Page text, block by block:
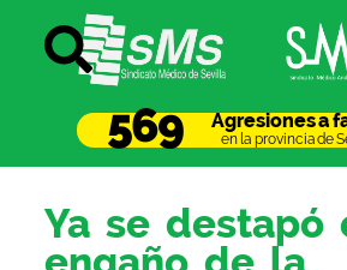
Agresiones a
en la provincia de
569
Ya se destapó